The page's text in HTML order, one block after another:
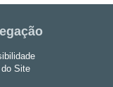
do Site